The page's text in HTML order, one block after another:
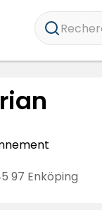
97 Enköping